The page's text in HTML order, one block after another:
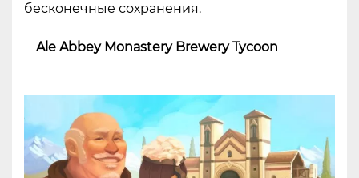
бесконечные сохранения.
Ale Abbey Monastery Brewery Tycoon